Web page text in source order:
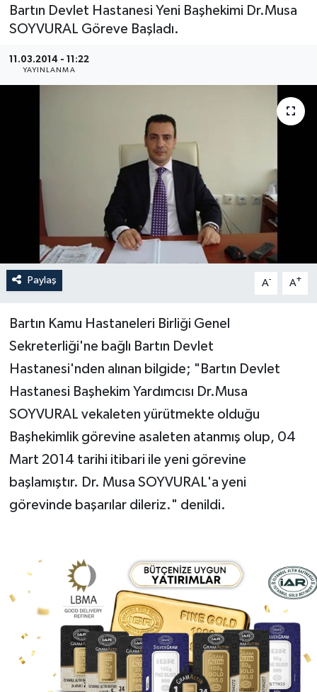
Bartın Devlet Hastanesi Yeni Başhekimi Dr.Musa
SOYVURAL Göreve Başladı.
11.03.2014 - 11:22
YAYINLANMA
Paylaş A- A+
Bartın Kamu Hastaneleri Birliği Genel
Sekreterliği'ne bağlı Bartın Devlet
Hastanesi'nden alınan bilgide; "Bartın Devlet
Hastanesi Başhekim Yardımcısı Dr.Musa
SOYVURAL vekaleten yürütmekte olduğu
Başhekimlik görevine asaleten atanmış olup, 04
Mart 2014 tarihi itibari ile yeni görevine
başlamıştır. Dr. Musa SOYVURAL'a yeni
görevinde başarılar dileriz." denildi.
Medya
Sağlık
Spor
Tarım
Turizm
Yerel Yönetimler
DÜNYA
YEREL